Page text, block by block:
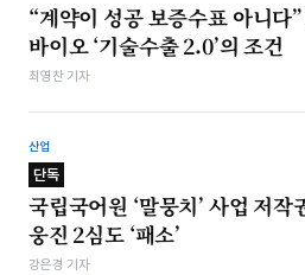
“계약이 성공 보증수표 아니다
바이오 ‘기술수출 2.0’의 조건
최영찬 기자
산업
단독
국립국어원 ‘말뭉치’ 사업 저작
웅진 2심도 ‘패소’
강은경 기자